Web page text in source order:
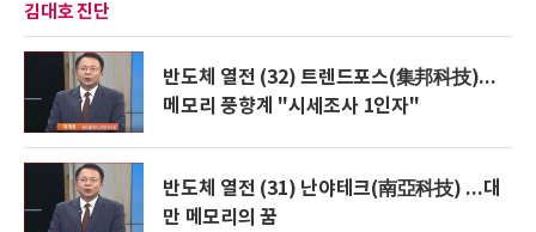
김대호 진단
반도체 열전 (32) 트렌드포스(集邦科技)...
메모리 풍향계 "시세조사 1인자"
반도체 열전 (31) 난야테크(南亞科技) ...대
만 메모리의 꿈